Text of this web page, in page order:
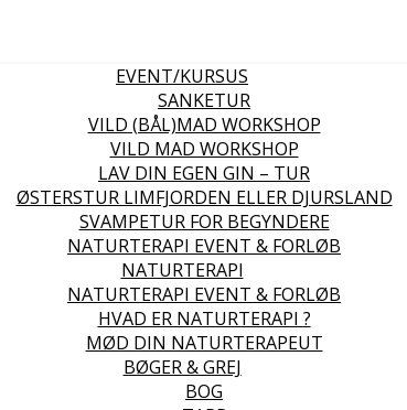
EVENT/KURSUS
SANKETUR
VILD (BÅL)MAD WORKSHOP
VILD MAD WORKSHOP
LAV DIN EGEN GIN – TUR
ØSTERSTUR LIMFJORDEN ELLER DJURSLAND
SVAMPETUR FOR BEGYNDERE
NATURTERAPI EVENT & FORLØB
NATURTERAPI
NATURTERAPI EVENT & FORLØB
HVAD ER NATURTERAPI ?
MØD DIN NATURTERAPEUT
BØGER & GREJ
BOG